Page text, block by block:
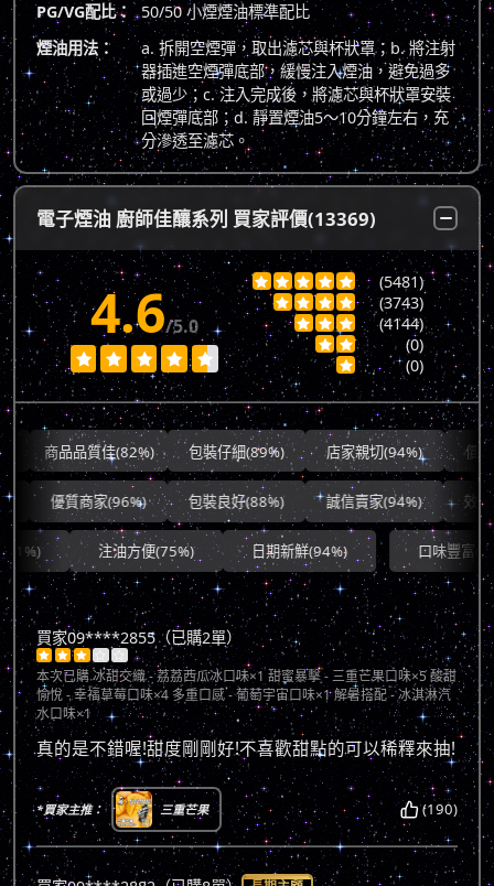
PG/VG配比：
50/50 小煙煙油標準配比
煙油用法：
a. 拆開空煙彈，取出濾芯與杯狀罩；b. 將注射
器插進空煙彈底部，緩慢注入煙油，避免過多
或過少；c. 注入完成後，將濾芯與杯狀罩安裝
回煙彈底部；d. 靜置煙油5～10分鐘左右，充
分滲透至濾芯。
電子煙油 廚師佳釀系列 買家評價(13369)
4.6/5.0
    
     (5481)
    (3743)
   (4144)
  (0)
 (0)
商品品質佳(82%) 包裝仔細(89%) 店家親切(94%) 價錢合理
優質商家(96%) 包裝良好(88%) 誠信賣家(94%) 效率極
注油方便(75%) 日期新鮮(94%) 口味豐富(83%)
買家09****2855（已購2單）
    
本次已購冰甜交織 - 荔荔西瓜冰口味×1 甜蜜暴擊 - 三重芒果口味×5 酸甜
愉悅 - 幸福草莓口味×4 多重口感 - 葡萄宇宙口味×1 解暑搭配 - 冰淇淋汽
水口味×1
真的是不錯喔!甜度剛剛好!不喜歡甜點的可以稀釋來抽!
*買家主推： 三重芒果 (190)